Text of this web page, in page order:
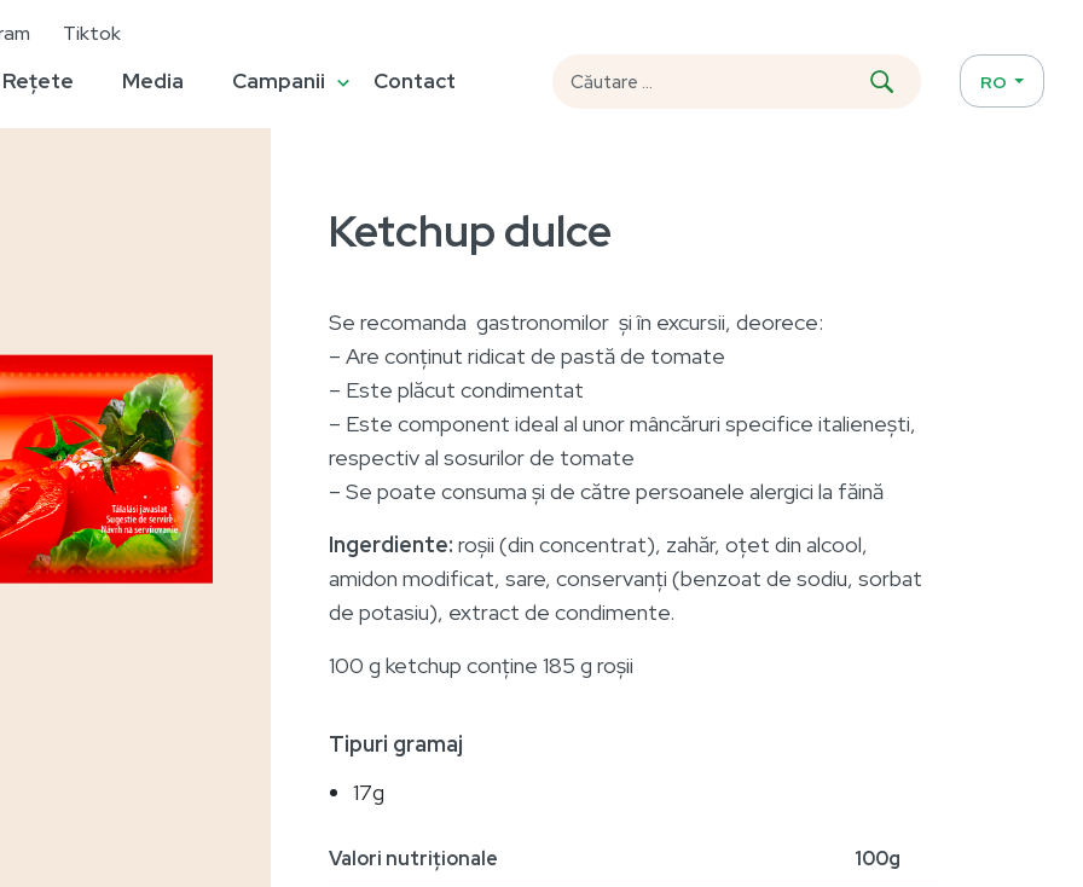
Tiktok
Rețete Media Campanii Contact RO
25 buc
Ketchup dulce
Se recomanda gastronomilor și în excursii, deorece:
– Are conținut ridicat de pastă de tomate
– Este plăcut condimentat
– Este component ideal al unor mâncăruri specifice italienești,
respectiv al sosurilor de tomate
– Se poate consuma și de către persoanele alergici la făină
Ingerdiente: roșii (din concentrat), zahăr, oțet din alcool,
amidon modificat, sare, conservanți (benzoat de sodiu, sorbat
de potasiu), extract de condimente.
100 g ketchup conține 185 g roșii
Tipuri gramaj
17g
Valori nutriționale 100g